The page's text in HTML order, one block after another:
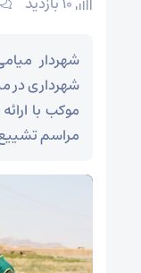
شهردار
شهرداری در
موکب با
مراسم